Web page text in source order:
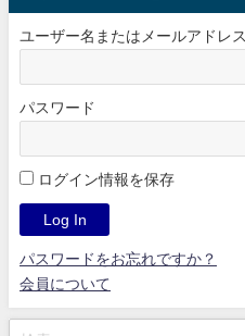
ユーザー名またはメールアドレス
パスワード
ログイン情報を保存
パスワードをお忘れですか？
会員について